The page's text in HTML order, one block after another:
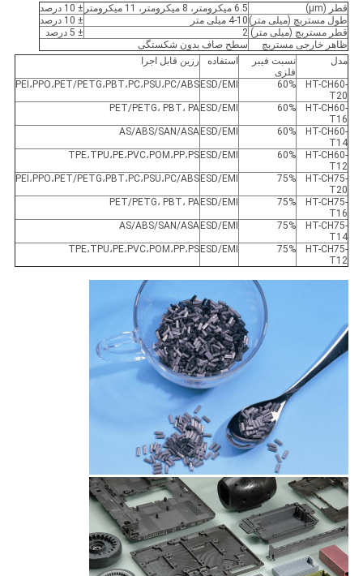
قطر (μm)
6.5 میکرومتر، 8 میکرومتر، 11 میکرومتر
± 10 درصد
طول مستربچ (میلی متر) 4-10 میلی متر
± 10 درصد
قطر مستربچ (میلی متر) 2
± 5 درصد
ظاهر خارجی مستربچ
سطح صاف بدون شکستگی
مدل
نسبت فیبر
فلزی
استفاده رزین قابل اجرا
HT-CH60-
T20
60%
ESD/EMI PEI،PPO،PET/PETG،PBT،PC،PSU،PC/ABS
HT-CH60-
T16
60%
ESD/EMI PET/PETG، PBT، PA
HT-CH60-
T14
60%
ESD/EMI
AS/ABS/SAN/ASA
HT-CH60-
T12
60%
ESD/EMI TPE،TPU،PE،PVC،POM،PP،PS
HT-CH75-
T20
75%
ESD/EMI PEI،PPO،PET/PETG،PBT،PC،PSU،PC/ABS
HT-CH75-
T16
75%
ESD/EMI PET/PETG، PBT، PA
HT-CH75-
T14
75%
ESD/EMI
AS/ABS/SAN/ASA
HT-CH75-
T12
75%
ESD/EMI TPE،TPU،PE،PVC،POM،PP،PS